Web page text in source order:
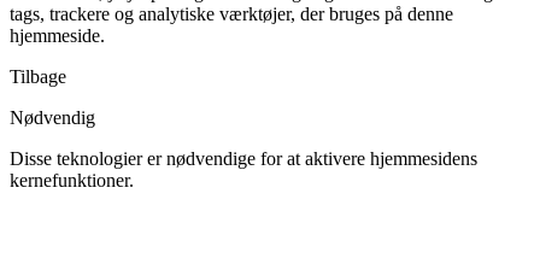
tags, trackere og analytiske værktøjer, der bruges på denne
hjemmeside.
Tilbage
Nødvendig
Disse teknologier er nødvendige for at aktivere hjemmesidens
kernefunktioner.